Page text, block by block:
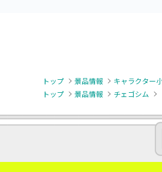
トップ 景品情報 キャラクター
トップ
景品情報 チェゴシム